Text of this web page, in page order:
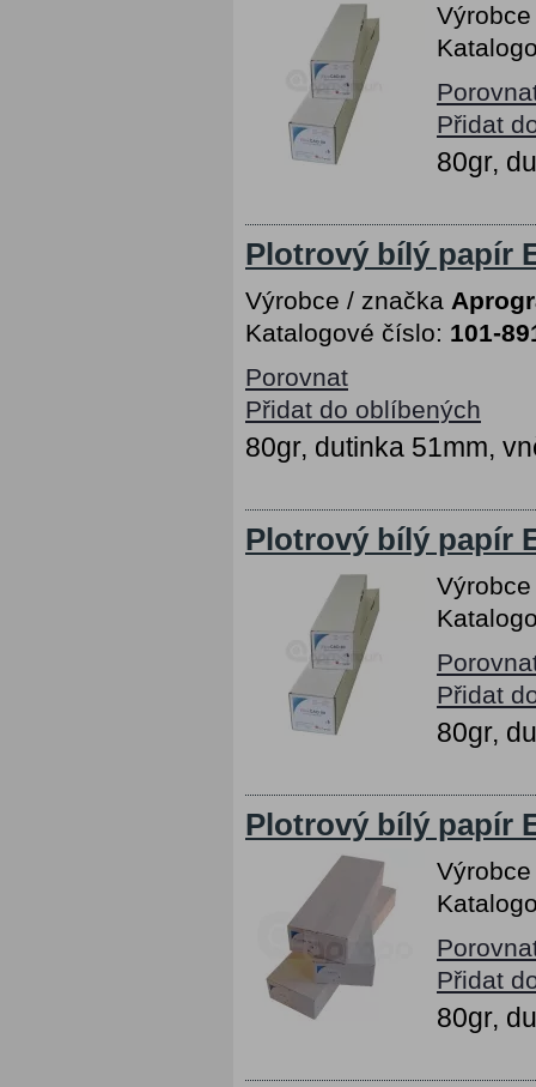
Přidat
80gr,
Plotrový bílý papír
Výrobce / značka
Katalogové číslo: 101-
Porovnat
Přidat do oblíbených
80gr, dutinka 51mm,
Plotrový bílý papír
Přidat
80gr,
Plotrový bílý papír
Přidat
80gr,